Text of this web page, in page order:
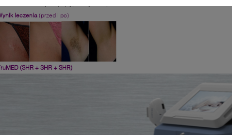
leczenia (przed i po)
(SHR + SHR + SHR)